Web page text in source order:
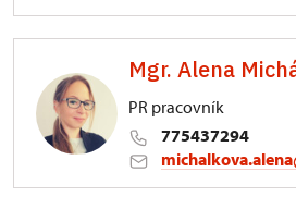
13/, Bečov nad Teplou 13
Mgr. Alena
PR pracovník
775437294